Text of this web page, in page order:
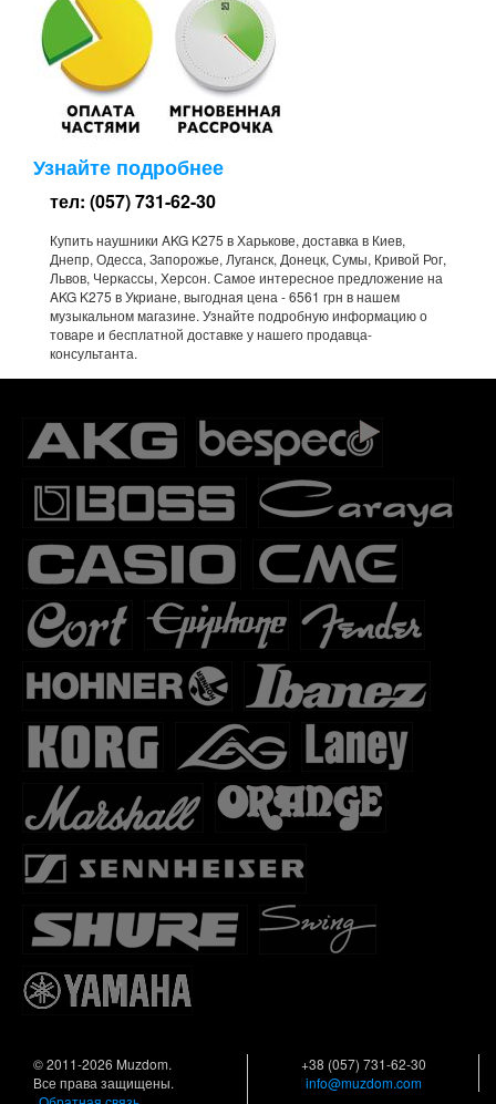
Узнайте подробнее
тел: (057) 731-62-30
Купить наушники AKG K275 в Харькове, доставка в Киев,
Днепр, Одесса, Запорожье, Луганск, Донецк, Сумы, Кривой Рог,
Львов, Черкассы, Херсон. Самое интересное предложение на
AKG K275 в Укриане, выгодная цена - 6561 грн в нашем
музыкальном магазине. Узнайте подробную информацию о
товаре и бесплатной доставке у нашего продавца-
консультанта.
© 2011-2026 Muzdom.
Все права защищены.
+38 (057) 731-62-30
info@muzdom.com